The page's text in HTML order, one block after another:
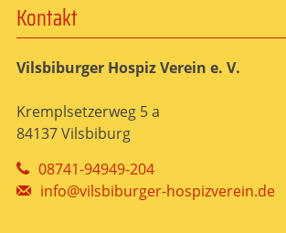
Kontakt
Vilsbiburger Hospiz Verein e. V.
Kremplsetzerweg 5 a
84137 Vilsbiburg
08741-94949-204
info@vilsbiburger-hospizverein.de